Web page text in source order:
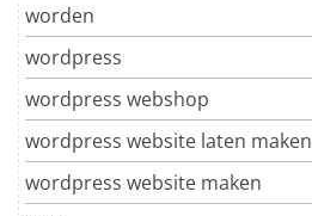
worden
wordpress
wordpress webshop
wordpress website laten maken
wordpress website maken